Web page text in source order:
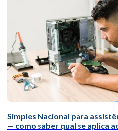
Simples Nacional para
— como saber qual se aplica